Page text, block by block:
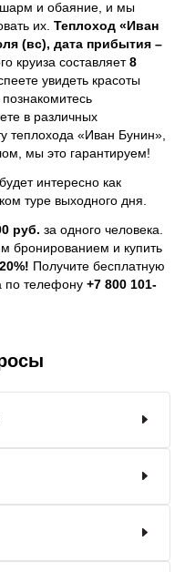
шарм и обаяние, и мы
их. Теплоход «Иван
(вс), дата прибытия –
круиза составляет8
увидеть красоты
в различных
теплохода «Иван Бунин»,
мы это гарантируем!
интересно как
туре выходного дня.
руб. за одного человека.
бронированием и купить
Получите бесплатную
по телефону +7 800 101-